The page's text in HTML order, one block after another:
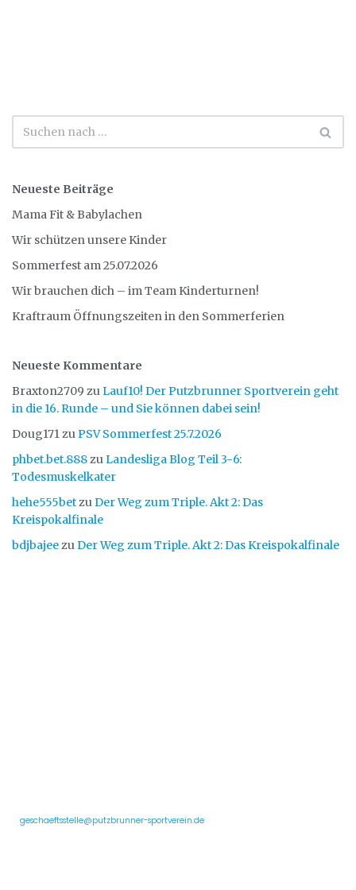
Neueste Beiträge
Mama Fit & Babylachen
Wir schützen unsere Kinder
Sommerfest am 25.07.2026
Wir brauchen dich – im Team Kinderturnen!
Kraftraum Öffnungszeiten in den Sommerferien
Neueste Kommentare
Braxton2709 zuLauf10! Der Putzbrunner Sportverein geht
in die 16. Runde – und Sie können dabei sein!
Doug171zuPSV Sommerfest 25.7.2026
phbet.bet.888zuLandesliga Blog Teil 3-6:
Todesmuskelkater
hehe555betzuDer Weg zum Triple. Akt 2: Das
Kreispokalfinale
bdjbajeezuDer Weg zum Triple. Akt 2: Das Kreispokalfinale
geschaeftsstelle@putzbrunner-sportverein.de